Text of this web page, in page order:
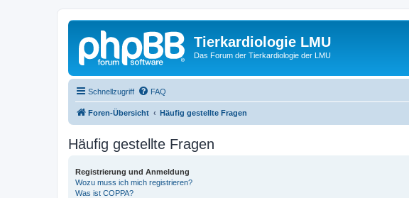
Tierkardiologie LMU
Das Forum der Tierkardiologie der LMU
Schnellzugriff FAQ
Foren-Übersicht Häufig gestellte Fragen
Häufig gestellte Fragen
Registrierung und Anmeldung
Wozu muss ich mich registrieren?
Was ist COPPA?